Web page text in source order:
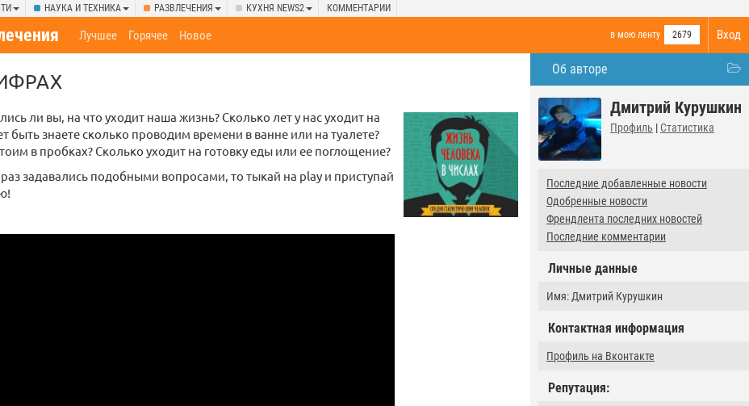
НАУКА И ТЕХНИКА РАЗВЛЕЧЕНИЯ КУХНЯ NEWS2 КОММЕНТАРИИ
Вход
в мою ленту 2679
Лучшее Горячее Новое
Об авторе
Дмитрий Курушкин
Профиль | Статистика
Последние добавленные новости
Одобренные новости
Френдлента последних новостей
Последние комментарии
Личные данные
Имя: Дмитрий Курушкин
Контактная информация
Профиль на Вконтакте
Репутация:
ли вы, на что уходит наша жизнь? Сколько лет у нас уходит на
быть знаете сколько проводим времени в ванне или на туалете?
в пробках? Сколько уходит на готовку еды или ее поглощение?
задавались подобными вопросами, то тыкай на play и приступай